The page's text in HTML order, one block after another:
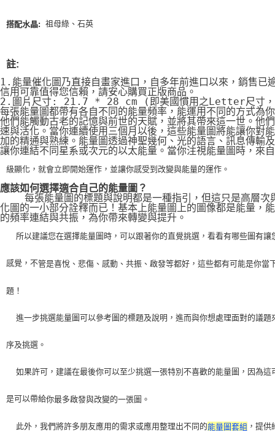
搭配水晶:
  祖母綠、石英
註:
1.能量催化圖乃直接自畫家進口，自多年前進口以來，銷售已
信用可靠值得您信賴，請安心購買正版商品。
2.圖片尺寸: 21.7 * 28 cm (即美國慣用之Letter尺寸，
每張能量圖都帶有各自不同的能量頻率，能運用不同的方式為
他們能觸動古老的記憶與前世的天賦，並將其帶來這一世。他
速與活化。當你連續使用三個月以後，這些能量圖將能讓你對
加的精通與熟練。能量圖透過神聖幾何、光的語言、訊息傳輸
讓你連結不同星系或次元的以太能量。當你注視能量圖時，來
級顯化，就會立即開始運作，並讓你感受到改變與能量的運作。
應該如何選擇適合自己的能量圖？
每張能量圖的標題與說明都是一種指引，但這只是高層次
化圖的一小部分詮釋而已！基本上能量圖上的圖像都是能量，
的頻率連結與共振，為你帶來轉變與提升。
所以建議您在選擇能量圖時，可以跟著你的直覺挑選，看看有哪些圖有讓
感覺，不管是喜悅、悲傷、感動、共振、啟發等都好，這些都有可能是你當
題！
進一步挑選能量圖可以參考圖的標題及說明，進而與你想處理面對的議題
序及挑選。
如果許可，建議在最後你可以至少挑選一張特別不喜歡的能量圖，因為這
是可以帶給你最多啟發與改變的一張圖。
    此外，我們將許多朋友應用的需求或應用整理出不同的
能量圖套組 ，提供